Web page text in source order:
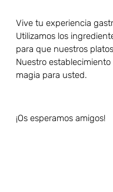
Vive tu experiencia
Utilizamos los
para que nuestros
Nuestro
magia para usted.
¡Os esperamos amigos!